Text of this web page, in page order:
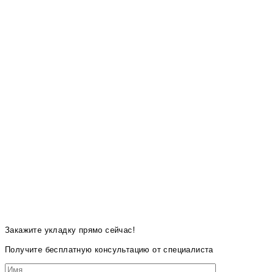
Закажите укладку прямо сейчас!
Получите бесплатную консультацию от специалиста